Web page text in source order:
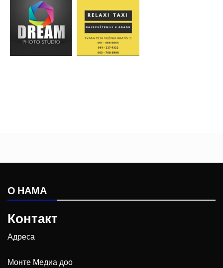
О НАМА
Контакт
Адреса
Монте Медиа доо